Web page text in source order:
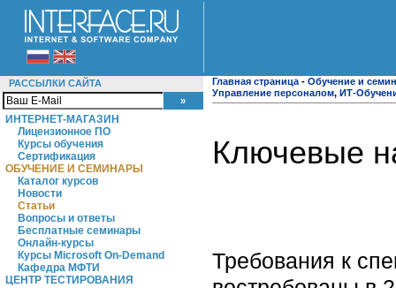
РАССЫЛКИ САЙТА
ИНТЕРНЕТ-МАГАЗИН
Лицензионное ПО
Курсы обучения
Сертификация
ОБУЧЕНИЕ И СЕМИНАРЫ
Каталог курсов
Новости
Статьи
Вопросы и ответы
Бесплатные семинары
Онлайн-курсы
Курсы Microsoft On-Demand
Кафедра МФТИ
ЦЕНТР ТЕСТИРОВАНИЯ
Главная страница - Обучение и
Управление персоналом, ИТ-
Ключевые
Требования к